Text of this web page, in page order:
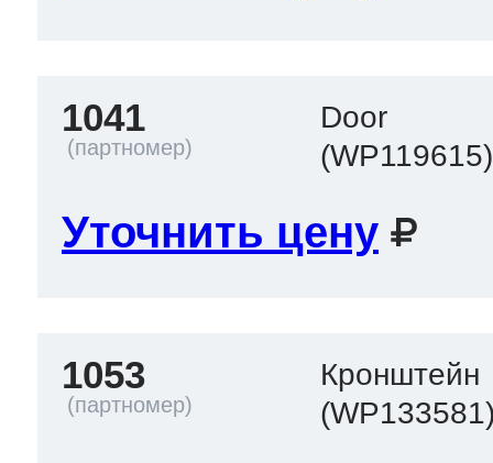
1041
Door
(WP119615)
Уточнить цену
1053
Кронштейн